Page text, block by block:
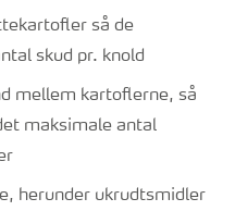
så de
skud pr. knold
mellem kartoflerne, så
maksimale antal
herunder ukrudtsmidler